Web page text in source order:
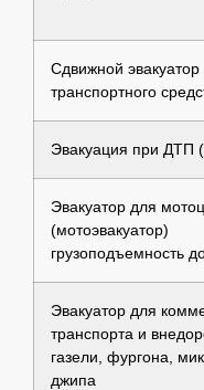
Сдвижной эвакуатор
транспортного
Эвакуация при ДТП
Эвакуатор для
(мотоэвакуатор)
грузоподъемность
Эвакуатор для
транспорта и
газели, фургона,
джипа